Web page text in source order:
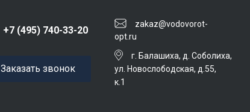
+7 (495) 740-33-20
zakaz@vodovorot-
opt.ru
Заказать звонок
г. Балашиха, д. Соболиха,
ул. Новослободская, д.55,
к.1